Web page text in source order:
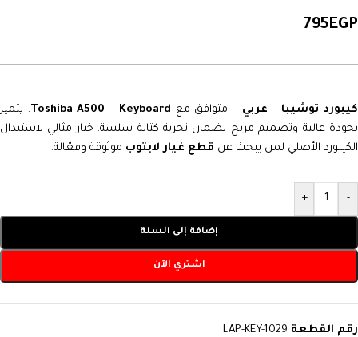
795EGP
كيبورد توشيبا – عربي – متوافق مع Toshiba A500 – Keyboard
. يتميز
بجودة عالية وتصميم مريح لضمان تجربة كتابة سلسة. خيار مثالي لاستبدال
الكيبورد الأصلي لمن يبحث عن قطع غيار لابتوب موثوقة وفعّالة.
-
+
إضافة إلى السلة
اشتري الآن
رقم القطعة LAP-KEY-1029